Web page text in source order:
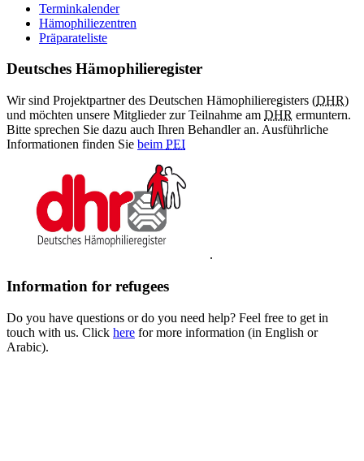
Terminkalender
Hämophiliezentren
Präparateliste
Deutsches Hämophilieregister
Wir sind Projektpartner des Deutschen Hämophilieregisters (DHR)
und möchten unsere Mitglieder zur Teilnahme am DHR ermuntern.
Bitte sprechen Sie dazu auch Ihren Behandler an. Ausführliche
Informationen finden Sie beim PEI
.
Information for refugees
Do you have questions or do you need help? Feel free to get in
touch with us. Click here for more information (in English or
Arabic).